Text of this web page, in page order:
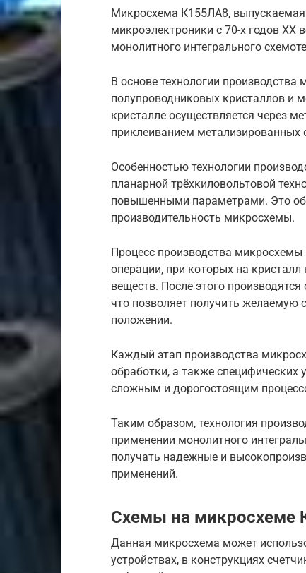
Микросхема К155ЛА8,
микроэлектроники с 70-х годов XX
монолитного интегрального
В основе технологии
полупроводниковых кристаллов и
кристалле осуществляется через
приклеиванием метализированных
Особенностью технологии
планарной трёхкиловольтовой
повышенными параметрами. Это
производительность микросхемы.
Процесс производства
операции, при которых на
веществ. После этого
что позволяет получить желаемую
положении.
Каждый этап производства
обработки, а также специфических
сложным и дорогостоящим
Таким образом, технология
применении монолитного
получать надежные и
применений.
Схемы на микросхеме
Данная микросхема может
устройствах, в конструкциях